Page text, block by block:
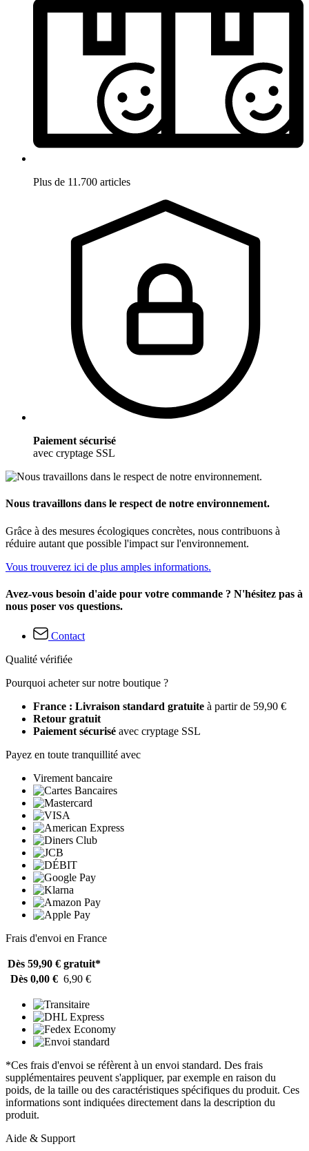
Plus de 11.700 articles
Paiement sécurisé
avec cryptage SSL
Nous travaillons dans le respect de notre environnement.
Grâce à des mesures écologiques concrètes, nous contribuons à
réduire autant que possible l'impact sur l'environnement.
Vous trouverez ici de plus amples informations.
Avez-vous besoin d'aide pour votre commande ? N'hésitez pas à
nous poser vos questions.
Contact
Qualité vérifiée
Pourquoi acheter sur notre boutique ?
France : Livraison standard gratuite à partir de 59,90 €
Retour gratuit
Paiement sécurisé avec cryptage SSL
Payez en toute tranquillité avec
Virement bancaire
Frais d'envoi en France
Dès 59,90 € gratuit*
Dès 0,00 € 6,90 €
*Ces frais d'envoi se réfèrent à un envoi standard. Des frais
supplémentaires peuvent s'appliquer, par exemple en raison du
poids, de la taille ou des caractéristiques spécifiques du produit. Ces
informations sont indiquées directement dans la description du
produit.
Aide & Support